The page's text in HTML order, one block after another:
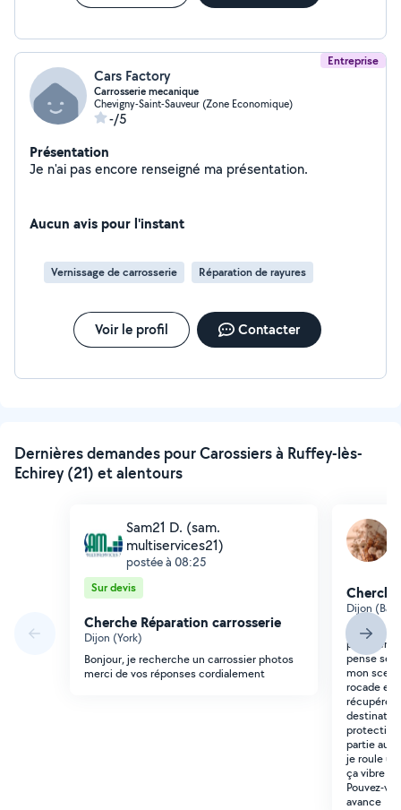
Entreprise
Cars Factory
Carrosserie mecanique
Chevigny-Saint-Sauveur (Zone Economique)
-/5
Présentation
Je n'ai pas encore renseigné ma présentation.
Aucun avis pour l'instant
Vernissage de carrosserie Réparation de rayures
Voir le profil Contacter
Dernières demandes pour Carossiers à Ruffey-lès-
Echirey (21) et alentours
Sam21 D. (sam.
multiservices21)
postée à 08:25
Sur devis
Cherche Réparation carrosserie
Dijon (York)
Bonjour, je recherche un carrossier photos
merci de vos réponses cordialement
Dijon
Bonjour,
partie en
pense
mon
rocade et
récupéré)
protection
partie au
je roule
ça vibre
Pouvez-
avance